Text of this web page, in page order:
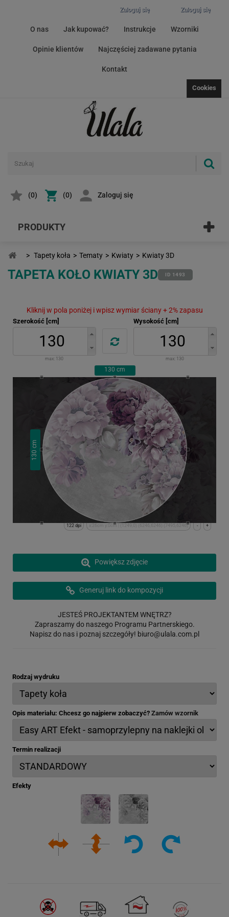
Zaloguj się
Zaloguj się
O nas Jak kupować? Instrukcje Wzorniki
Opinie klientów Najczęściej zadawane pytania
Kontakt
Cookies
(0) (0) Zaloguj się
PRODUKTY
> Tapety koła > Tematy > Kwiaty > Kwiaty 3D
TAPETA KOŁO KWIATY 3D ID 1493
Kliknij w pola poniżej i wpisz wymiar ściany + 2% zapasu
Szerokość [cm]
max: 130
Wysokość [cm]
max: 130
130 cm
130
cm
+
-
x:26cm y:0cm | (1249,0) (6246,6246) (7495,6246)
122 dpi
Powiększ zdjęcie
Generuj link do kompozycji
JESTEŚ PROJEKTANTEM WNĘTRZ?
Zapraszamy do naszego Programu Partnerskiego.
Napisz do nas i poznaj szczegóły! biuro@ulala.com.pl
Rodzaj wydruku
Opis materiału: Chcesz go najpierw zobaczyć? Zamów wzornik
Termin realizacji
Efekty